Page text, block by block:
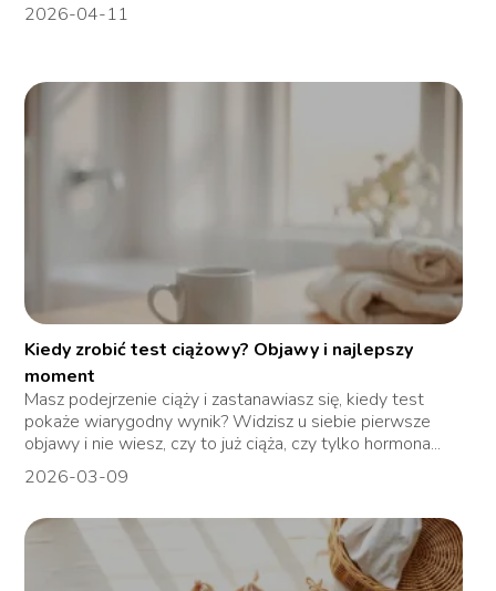
2026-04-11
Kiedy zrobić test ciążowy? Objawy i najlepszy
moment
Masz podejrzenie ciąży i zastanawiasz się, kiedy test
pokaże wiarygodny wynik? Widzisz u siebie pierwsze
objawy i nie wiesz, czy to już ciąża, czy tylko hormona...
2026-03-09